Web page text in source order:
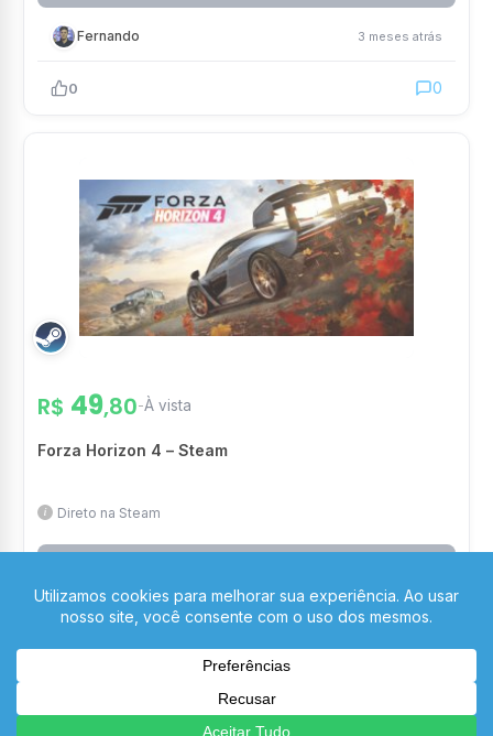
Fernando 3 meses atrás
0 0
R$ 49,80-À vista
Forza Horizon 4 – Steam
Direto na Steam